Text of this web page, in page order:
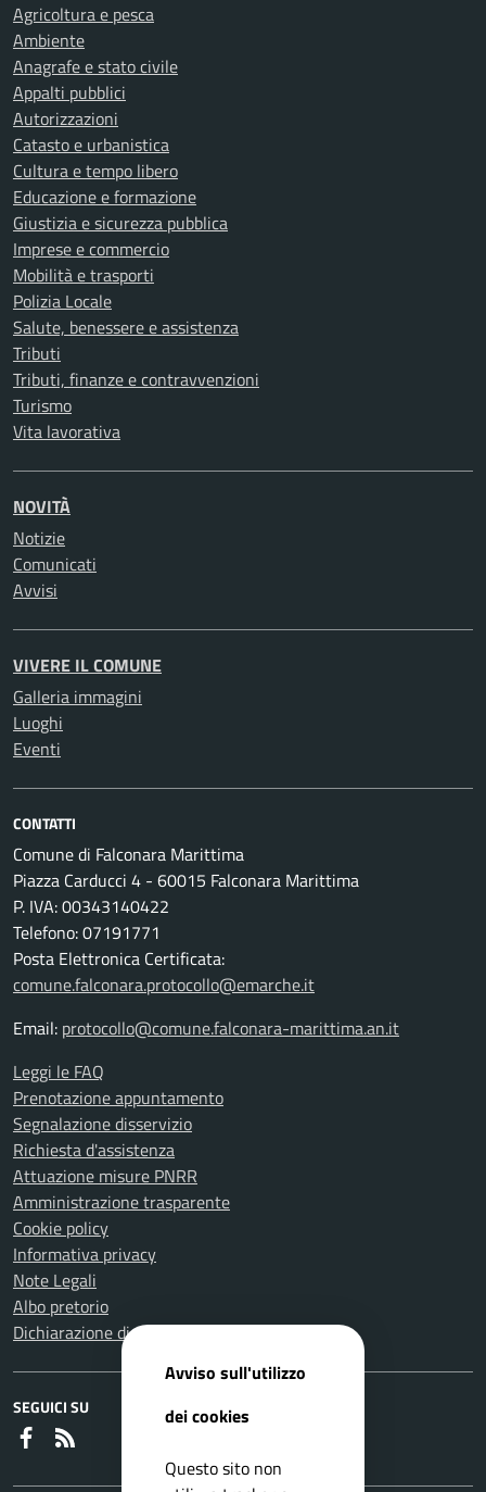
Agricoltura e pesca
Ambiente
Anagrafe e stato civile
Appalti pubblici
Autorizzazioni
Catasto e urbanistica
Cultura e tempo libero
Educazione e formazione
Giustizia e sicurezza pubblica
Imprese e commercio
Mobilità e trasporti
Polizia Locale
Salute, benessere e assistenza
Tributi
Tributi, finanze e contravvenzioni
Turismo
Vita lavorativa
NOVITÀ
Notizie
Comunicati
Avvisi
VIVERE IL COMUNE
Galleria immagini
Luoghi
Eventi
CONTATTI
Comune di Falconara Marittima
Piazza Carducci 4 - 60015 Falconara Marittima
P. IVA: 00343140422
Telefono: 07191771
Posta Elettronica Certificata:
comune.falconara.protocollo@emarche.it
Email: protocollo@comune.falconara-marittima.an.it
Leggi le FAQ
Prenotazione appuntamento
Segnalazione disservizio
Richiesta d'assistenza
Attuazione misure PNRR
Amministrazione trasparente
Cookie policy
Informativa privacy
Note Legali
Albo pretorio
Dichiarazione di accessibilità
SEGUICI SU
Faceboook
Avviso sull'utilizzo
dei cookies
Questo sito non